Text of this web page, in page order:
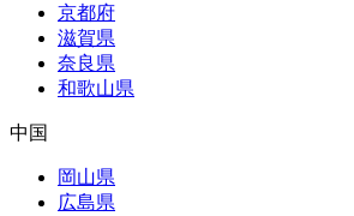
京都府
滋賀県
奈良県
和歌山県
中国
岡山県
広島県